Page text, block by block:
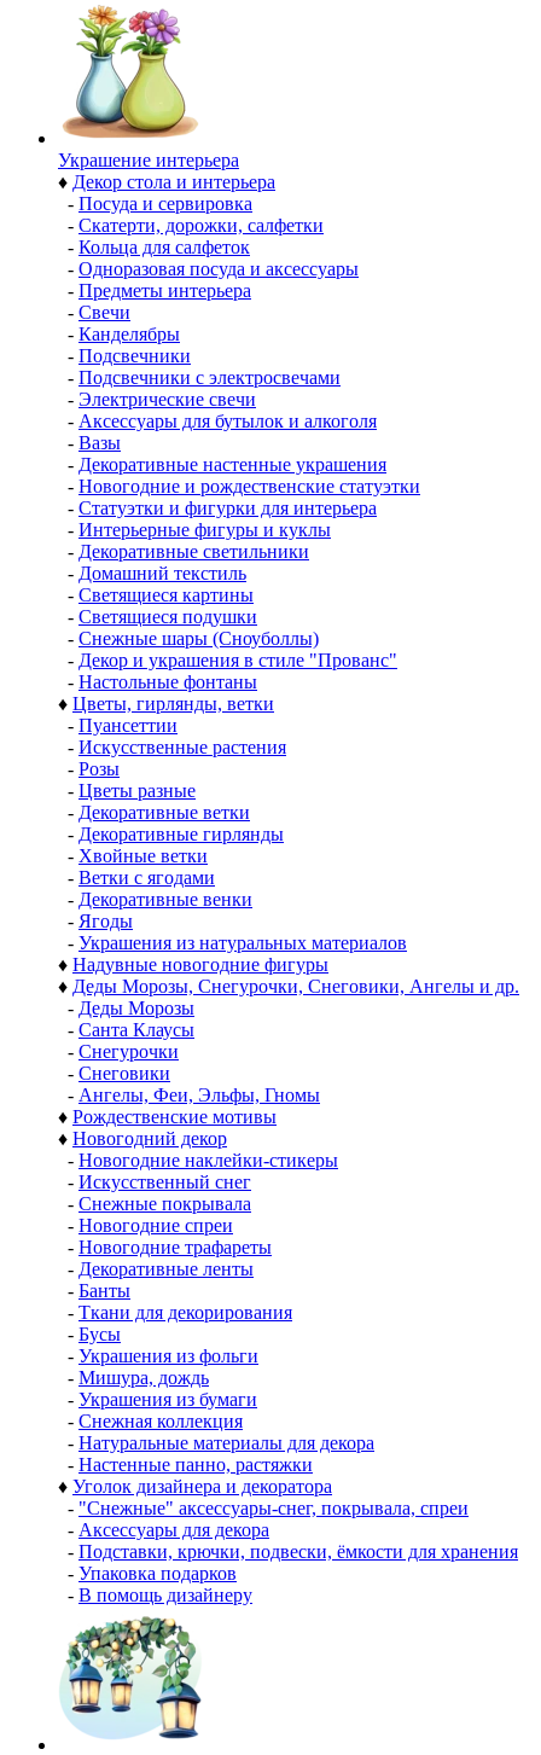
Украшение интерьера
♦ Декор стола и интерьера
- Посуда и сервировка
- Скатерти, дорожки, салфетки
- Кольца для салфеток
- Одноразовая посуда и аксессуары
- Предметы интерьера
- Свечи
- Канделябры
- Подсвечники
- Подсвечники с электросвечами
- Электрические свечи
- Аксессуары для бутылок и алкоголя
- Вазы
- Декоративные настенные украшения
- Новогодние и рождественские статуэтки
- Статуэтки и фигурки для интерьера
- Интерьерные фигуры и куклы
- Декоративные светильники
- Домашний текстиль
- Светящиеся картины
- Светящиеся подушки
- Снежные шары (Сноуболлы)
- Декор и украшения в стиле "Прованс"
- Настольные фонтаны
♦ Цветы, гирлянды, ветки
- Пуансеттии
- Искусственные растения
- Розы
- Цветы разные
- Декоративные ветки
- Декоративные гирлянды
- Хвойные ветки
- Ветки с ягодами
- Декоративные венки
- Ягоды
- Украшения из натуральных материалов
♦ Надувные новогодние фигуры
♦ Деды Морозы, Снегурочки, Снеговики, Ангелы и др.
- Деды Морозы
- Санта Клаусы
- Снегурочки
- Снеговики
- Ангелы, Феи, Эльфы, Гномы
♦ Рождественские мотивы
♦ Новогодний декор
- Новогодние наклейки-стикеры
- Искусственный снег
- Снежные покрывала
- Новогодние спреи
- Новогодние трафареты
- Декоративные ленты
- Банты
- Ткани для декорирования
- Бусы
- Украшения из фольги
- Мишура, дождь
- Украшения из бумаги
- Снежная коллекция
- Натуральные материалы для декора
- Настенные панно, растяжки
♦ Уголок дизайнера и декоратора
- "Снежные" аксессуары-снег, покрывала, спреи
- Аксессуары для декора
- Подставки, крючки, подвески, ёмкости для хранения
- Упаковка подарков
- В помощь дизайнеру